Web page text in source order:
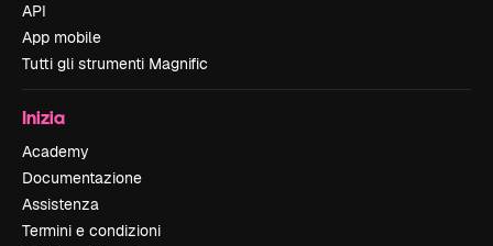
API
App mobile
Tutti gli strumenti Magnific
Inizia
Academy
Documentazione
Assistenza
Termini e condizioni